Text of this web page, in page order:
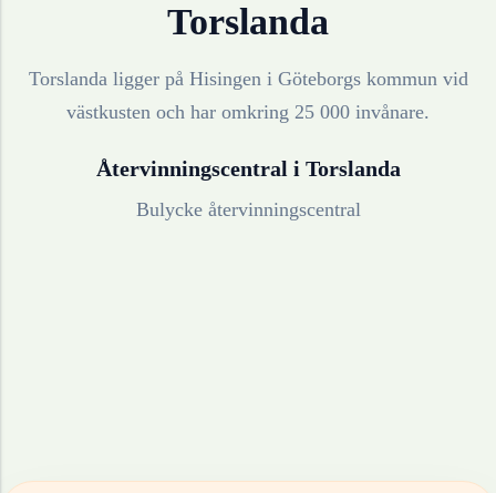
Torslanda
Torslanda ligger på Hisingen i Göteborgs kommun vid
västkusten och har omkring 25 000 invånare.
Återvinningscentral i Torslanda
Bulycke återvinningscentral